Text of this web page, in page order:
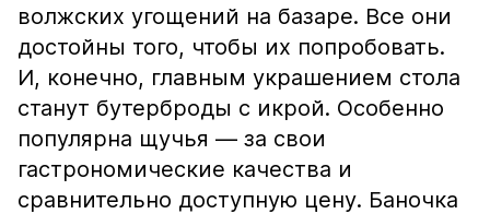
волжских угощений на базаре. Все они
достойны того, чтобы их попробовать.
И, конечно, главным украшением стола
станут бутерброды с икрой. Особенно
популярна щучья — за свои
гастрономические качества и
сравнительно доступную цену. Баночка